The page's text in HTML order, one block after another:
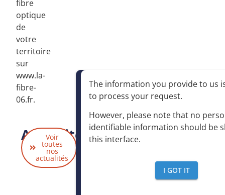
fibre
optique
de
votre
territoire
sur
www.la-
fibre-
06.fr.
Actualités
liées
Voir
toutes
nos
actualités
The information you provide to us
to process your request.
However, please note that no
identifiable information should be
this interface.
I GOT IT